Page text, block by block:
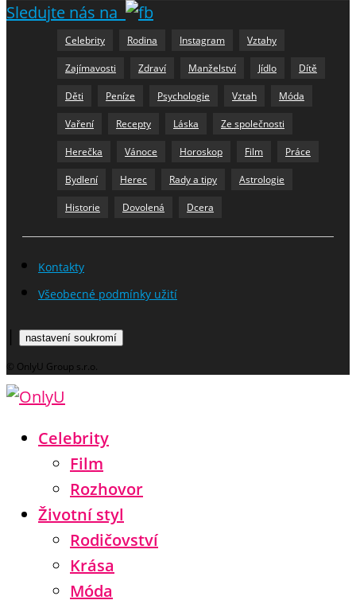
Sledujte nás na
Celebrity Rodina Instagram Vztahy
Zajímavosti Zdraví Manželství Jídlo Dítě
Děti Peníze Psychologie Vztah Móda
Vaření Recepty Láska Ze společnosti
Herečka Vánoce Horoskop Film Práce
Bydlení Herec Rady a tipy Astrologie
Historie Dovolená Dcera
Kontakty
Všeobecné podmínky užití
| nastavení soukromí
© OnlyU Group s.r.o.
Celebrity
Film
Rozhovor
Životní styl
Rodičovství
Krása
Móda